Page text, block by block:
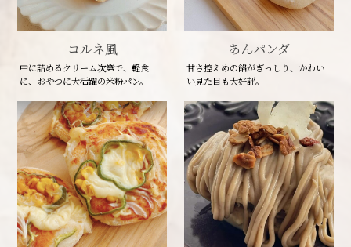
コルネ風
中に詰めるクリーム次第で、軽食
に、おやつに大活躍の米粉パン。
あんパンダ
甘さ控えめの餡がぎっしり、かわい
い見た目も大好評。